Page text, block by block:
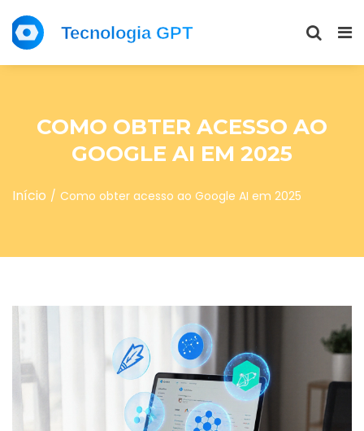
COMO OBTER ACESSO AO
GOOGLE AI EM 2025
Início Como obter acesso ao Google AI em 2025